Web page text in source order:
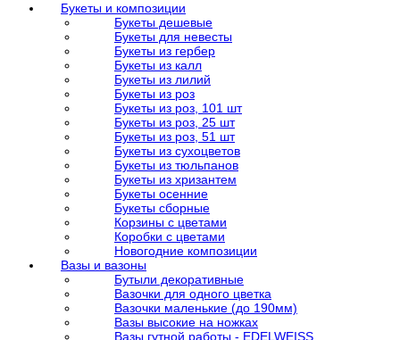
Букеты и композиции
Букеты дешевые
Букеты для невесты
Букеты из гербер
Букеты из калл
Букеты из лилий
Букеты из роз
Букеты из роз, 101 шт
Букеты из роз, 25 шт
Букеты из роз, 51 шт
Букеты из сухоцветов
Букеты из тюльпанов
Букеты из хризантем
Букеты осенние
Букеты сборные
Корзины с цветами
Коробки с цветами
Новогодние композиции
Вазы и вазоны
Бутыли декоративные
Вазочки для одного цветка
Вазочки маленькие (до 190мм)
Вазы высокие на ножках
Вазы гутной работы - EDELWEISS